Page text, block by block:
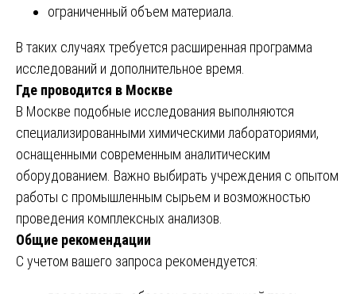
ограниченный объем материала.
В таких случаях требуется расширенная программа
исследований и дополнительное время.
Где проводится в Москве
В Москве подобные исследования выполняются
специализированными химическими лабораториями,
оснащенными современным аналитическим
оборудованием. Важно выбирать учреждения с опытом
работы с промышленным сырьем и возможностью
проведения комплексных анализов.
Общие рекомендации
С учетом вашего запроса рекомендуется: